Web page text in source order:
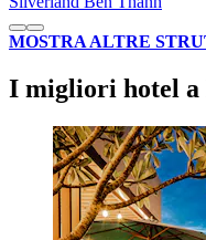
MOSTRA ALTRE
I migliori hotel a